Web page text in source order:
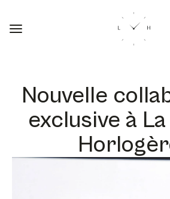
Nouvelle
exclusive à